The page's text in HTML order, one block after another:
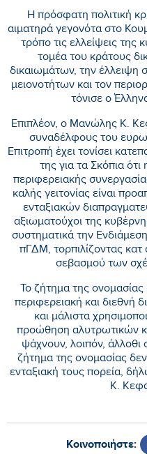
Η πρόσφατη πολιτική
αιματηρά γεγονότα στο
τρόπο τις ελλείψεις
τομέα του κράτους
δικαιωμάτων, την
μειονοτήτων και τον
τόνισε ο
Επιπλέον, ο Μανώλης Κ.
συναδέλφους του
Επιτροπή έχει τονίσει
της για τα Σκόπια
περιφερειακής
καλής γειτονίας είναι
ενταξιακών
αξιωματούχοι της
συστηματικά την
πΓΔΜ, τορπιλίζοντας
σεβασμού των
Το ζήτημα της
περιφερειακή και διεθνή
και μάλιστα
προώθηση αλυτρωτικών
ψάχνουν, λοιπόν, άλλοθι
ζήτημα της ονομασίας
ενταξιακή τους πορεία,
Κ.
Κοινοποιήστε: